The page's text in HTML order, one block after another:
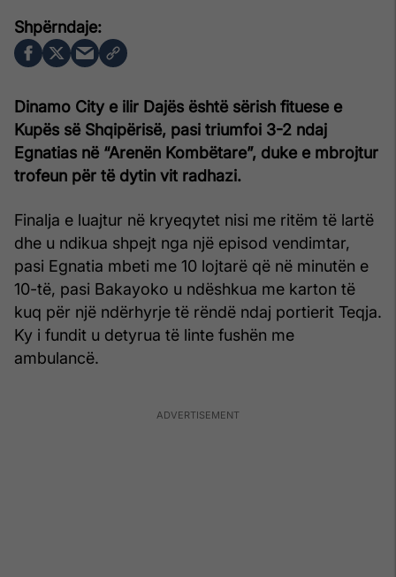
Dinamo City e ilir Dajës është sërish fituese e
Kupës së Shqipërisë, pasi triumfoi 3-2 ndaj
Egnatias në “Arenën Kombëtare”, duke e mbrojtur
trofeun për të dytin vit radhazi.
Finalja e luajtur në kryeqytet nisi me ritëm të lartë
dhe u ndikua shpejt nga një episod vendimtar,
pasi Egnatia mbeti me 10 lojtarë që në minutën e
10-të, pasi Bakayoko u ndëshkua me karton të
kuq për një ndërhyrje të rëndë ndaj portierit Teqja.
Ky i fundit u detyrua të linte fushën me
ambulancë.